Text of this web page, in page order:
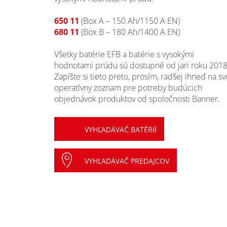
650 11 (Box A – 150 Ah/1150 A EN)
680 11 (Box B – 180 Ah/1400 A EN)
Všetky batérie EFB a batérie s vysokými
hodnotami prúdu sú dostupné od jari roku
Zapíšte si tieto preto, prosím, radšej ihneď na
operatívny zoznam pre potreby budúcich
objednávok produktov od spoločnosti Banner.
VYHĽADÁVAČ BATÉRIÍ
VYHĽADÁVAČ PREDAJCOV